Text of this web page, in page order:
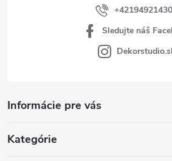
Informácie pre vás
Kategórie
Sledujte náš